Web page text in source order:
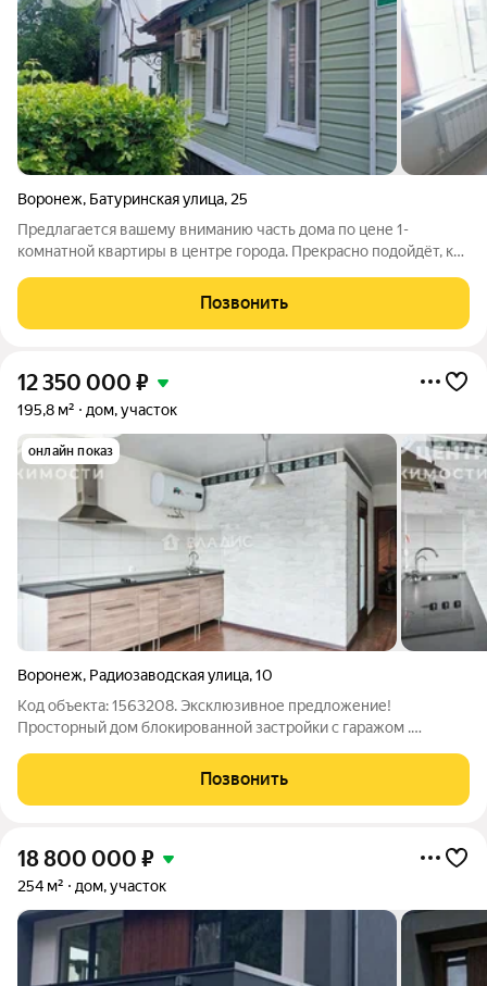
Воронеж, Батуринская улица, 25
Предлагается вашему вниманию часть дома по цене 1-
комнатной квартиры в центре города. Прекрасно подойдёт, как
доме:Все коммуникации заведены в дом ( электричество, газ,
центральное
Позвонить
12 350 000 ₽
195,8 м² дом, участок
онлайн показ
Воронеж, Радиозаводская улица,10
Код объекта: 1563208. Эксклюзивное предложение!
Просторный дом блокированной застройки с гаражом .
сочетающий комфорт, функциональность и стиль! Идеальный
вариант для большой семьи или тех, кто ценит
Позвонить
18 800 000 ₽
254 м² дом, участок